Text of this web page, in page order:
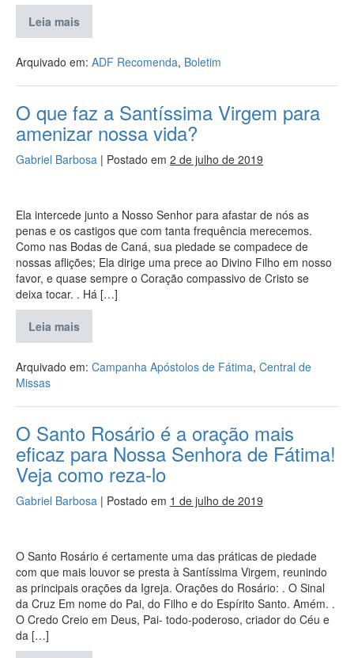
Leia mais
Arquivado em: ADF Recomenda, Boletim
O que faz a Santíssima Virgem para
amenizar nossa vida?
Gabriel Barbosa | Postado em 2 de julho de 2019
Ela intercede junto a Nosso Senhor para afastar de nós as
penas e os castigos que com tanta frequência merecemos.
Como nas Bodas de Caná, sua piedade se compadece de
nossas aflições; Ela dirige uma prece ao Divino Filho em nosso
favor, e quase sempre o Coração compassivo de Cristo se
deixa tocar. . Há […]
Leia mais
Arquivado em: Campanha Apóstolos de Fátima, Central de
Missas
O Santo Rosário é a oração mais
eficaz para Nossa Senhora de Fátima!
Veja como reza-lo
Gabriel Barbosa | Postado em 1 de julho de 2019
O Santo Rosário é certamente uma das práticas de piedade
com que mais louvor se presta à Santíssima Virgem, reunindo
as principais orações da Igreja. Orações do Rosário: . O Sinal
da Cruz Em nome do Pai, do Filho e do Espírito Santo. Amém. .
O Credo Creio em Deus, Pai- todo-poderoso, criador do Céu e
da […]